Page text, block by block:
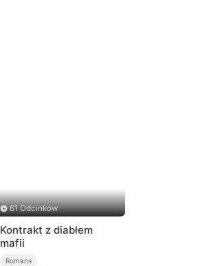
61 Odcinków
Kontrakt z diabłem
mafii
Romans